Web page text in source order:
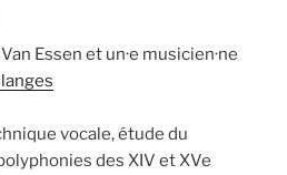
Essen et un·e musicien·ne
vocale, étude du
des XIV et XVe